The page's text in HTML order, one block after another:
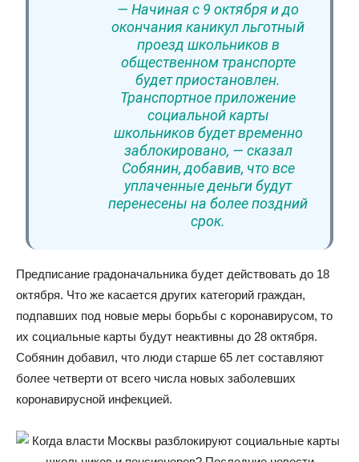
— Начиная с 9 октября и до
окончания каникул льготный
проезд школьников в
общественном транспорте
будет приостановлен.
Транспортное приложение
социальной карты
школьников будет временно
заблокировано, — сказал
Собянин, добавив, что все
уплаченные деньги будут
перенесены на более поздний
срок.
Предписание градоначальника будет действовать до 18
октября. Что же касается других категорий граждан,
подпавших под новые меры борьбы с коронавирусом, то
их социальные карты будут неактивны до 28 октября.
Собянин добавил, что люди старше 65 лет составляют
более четверти от всего числа новых заболевших
коронавирусной инфекцией.